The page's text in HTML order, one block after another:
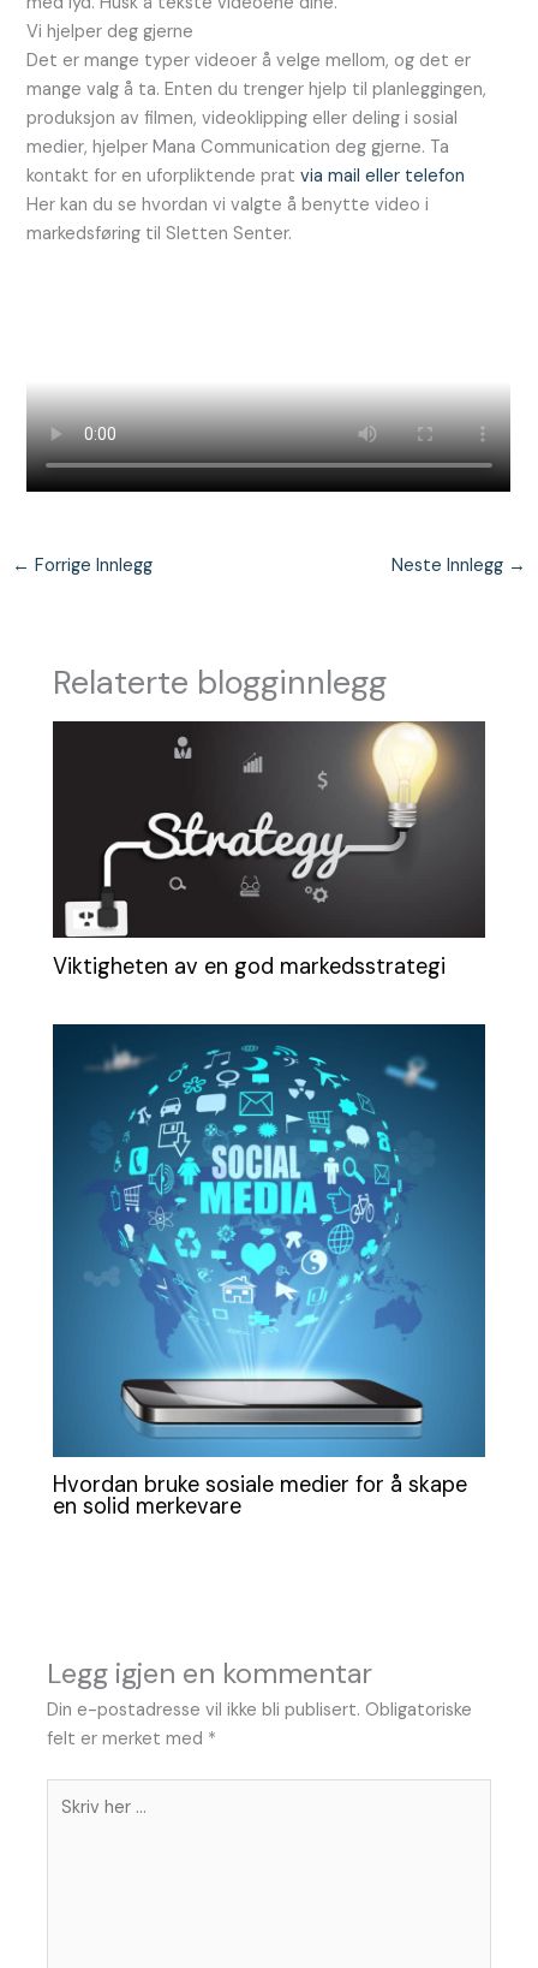
Vi hjelper deg gjerne
Det er mange typer videoer å velge mellom, og det er
mange valg å ta. Enten du trenger hjelp til planleggingen,
produksjon av filmen, videoklipping eller deling i sosial
medier, hjelper Mana Communication deg gjerne. Ta
kontakt for en uforpliktende pratvia mail eller telefon
Her kan du se hvordan vi valgte å benytte video i
markedsføring til Sletten Senter.
← Forrige Innlegg Neste Innlegg →
Relaterte blogginnlegg
Viktigheten av en god markedsstrategi
Hvordan bruke sosiale medier for å skape
en solid merkevare
Legg igjen en kommentar
Din e-postadresse vil ikke bli publisert. Obligatoriske
felt er merket med *